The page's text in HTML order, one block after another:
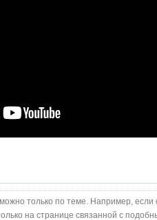
только по теме. Например,
на странице связанной с